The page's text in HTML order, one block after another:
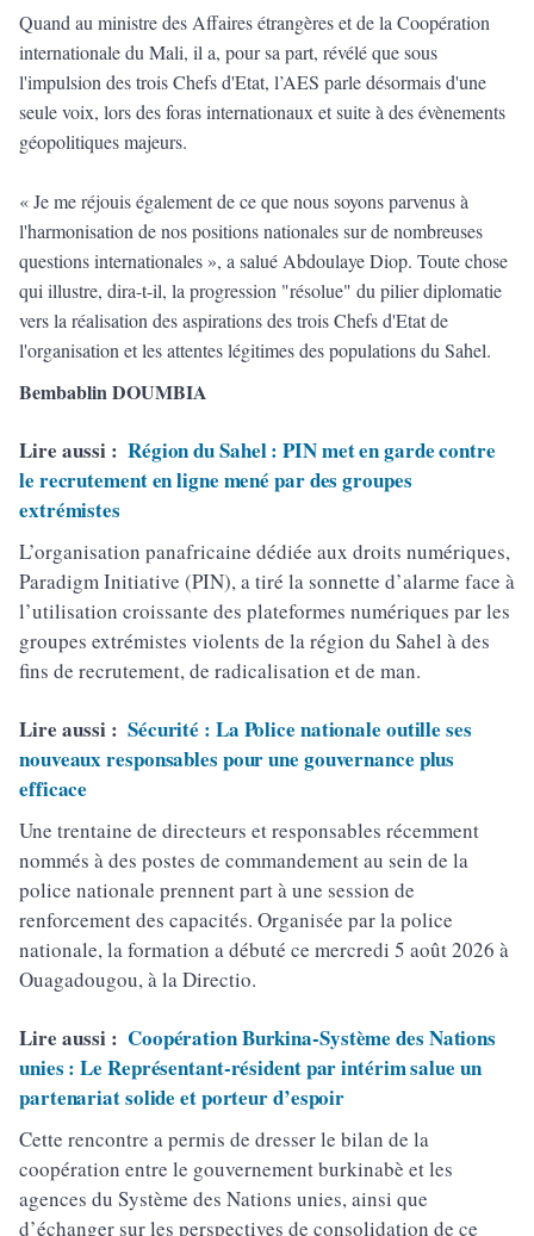
Quand au ministre des Affaires étrangères et de la Coopération
internationale du Mali, il a, pour sa part, révélé que sous
l'impulsion des trois Chefs d'Etat, l’AES parle désormais d'une
seule voix, lors des foras internationaux et suite à des évènements
géopolitiques majeurs.
« Je me réjouis également de ce que nous soyons parvenus à
l'harmonisation de nos positions nationales sur de nombreuses
questions internationales », a salué Abdoulaye Diop. Toute chose
qui illustre, dira-t-il, la progression "résolue" du pilier diplomatie
vers la réalisation des aspirations des trois Chefs d'Etat de
l'organisation et les attentes légitimes des populations du Sahel.
Bembablin DOUMBIA
Lire aussi : Région du Sahel : PIN met en garde contre
le recrutement en ligne mené par des groupes
extrémistes
L’organisation panafricaine dédiée aux droits numériques,
Paradigm Initiative (PIN), a tiré la sonnette d’alarme face à
l’utilisation croissante des plateformes numériques par les
groupes extrémistes violents de la région du Sahel à des
fins de recrutement, de radicalisation et de man.
Lire aussi : Sécurité : La Police nationale outille ses
nouveaux responsables pour une gouvernance plus
efficace
Une trentaine de directeurs et responsables récemment
nommés à des postes de commandement au sein de la
police nationale prennent part à une session de
renforcement des capacités. Organisée par la police
nationale, la formation a débuté ce mercredi 5 août 2026 à
Ouagadougou, à la Directio.
Lire aussi : Coopération Burkina-Système des Nations
unies : Le Représentant-résident par intérim salue un
partenariat solide et porteur d’espoir
Cette rencontre a permis de dresser le bilan de la
coopération entre le gouvernement burkinabè et les
agences du Système des Nations unies, ainsi que
d’échanger sur les perspectives de consolidation de ce